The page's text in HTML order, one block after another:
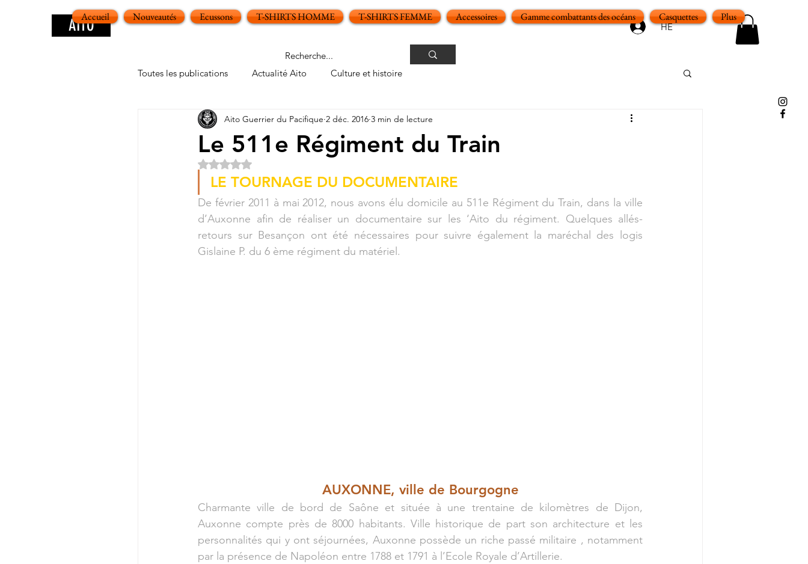
AITO HE
Accueil Nouveautés Ecussons T-SHIRTS HOMME T-SHIRTS FEMME Accessoires Gamme combattants des océans Casquettes Plus
Toutes les publications Actualité Aito Culture et histoire
Le 511e Régiment du Train
Aito Guerrier du Pacifique 2 déc. 2016 3 min de lecture
Noté NaN étoiles sur 5.
LE TOURNAGE DU DOCUMENTAIRE
De février 2011 à mai 2012, nous avons élu domicile au 511e Régiment du Train, dans la ville
d’Auxonne afin de réaliser un documentaire sur les ‘Aito du régiment. Quelques allés-
retours sur Besançon ont été nécessaires pour suivre également la maréchal des logis
Gislaine P. du 6 ème régiment du matériel.
AUXONNE, ville de Bourgogne
Charmante ville de bord de Saône et située à une trentaine de kilomètres de Dijon,
Auxonne compte près de 8000 habitants. Ville historique de part son architecture et les
personnalités qui y ont séjournées, Auxonne possède un riche passé militaire , notamment
par la présence de Napoléon entre 1788 et 1791 à l’Ecole Royale d’Artillerie.